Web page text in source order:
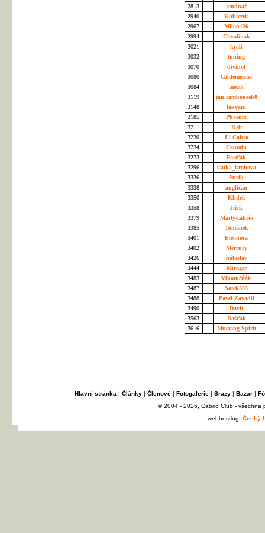
2813
studnař
2940
Kubiczek
2967
Milan126
2994
Chvalinak
3021
krali
3032
tuning
3070
divinol
3080
Gildemeister
3084
mozol
3119
jan.rambousek0
3148
lakyani
3185
Phoenix
3211
Kelt
3230
El Cabro
3234
Captain
3273
Forďák
3296
katka_krobova
3336
Furik
3338
angličan
3350
Klídek
3358
Jiřik
3379
Marty-cabrio
3385
Tománek
3401
Eleonora
3402
Mercury
3426
miloslav
3444
Mirager
3483
Vlkotučńák
3487
Sotek333
3488
Pavel Zavadil
3490
Davit
3563
Rošťák
3616
Mustang Spirit
Hlavní stránka | Články| Členové| Fotogalerie| Srazy| Bazar|
© 2004 - 2026, Cabrio Club - všechna
webhosting: Český